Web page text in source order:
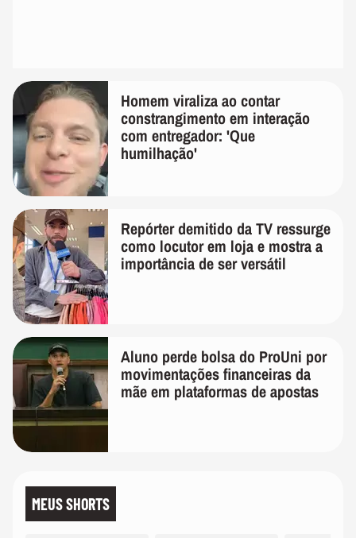
Homem viraliza ao contar
constrangimento em interação
com entregador: 'Que
humilhação'
Repórter demitido da TV ressurge
como locutor em loja e mostra a
importância de ser versátil
Aluno perde bolsa do ProUni por
movimentações financeiras da
mãe em plataformas de apostas
MEUS SHORTS